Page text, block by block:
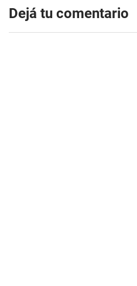
Dejá tu comentario